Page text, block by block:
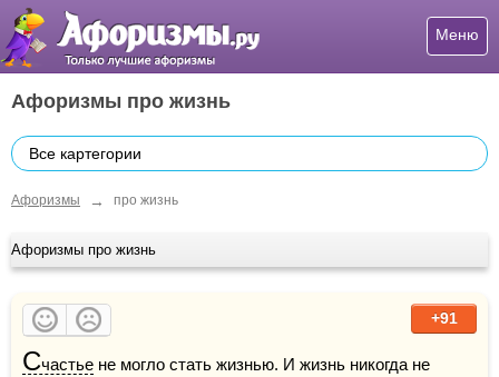
Меню
Афоризмы про жизнь
Все картегории
Афоризмы → про жизнь
Афоризмы про жизнь
+91
Счастье не могло стать жизнью. И жизнь никогда не